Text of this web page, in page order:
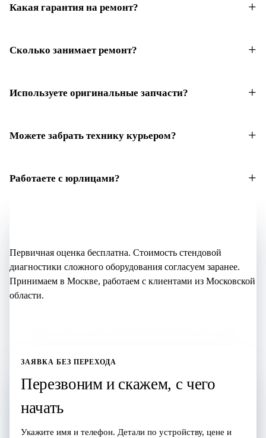
Какая гарантия на ремонт?
Сколько занимает ремонт?
Используете оригинальные запчасти?
Можете забрать технику курьером?
Работаете с юрлицами?
Первичная оценка бесплатна. Стоимость стендовой
диагностики сложного оборудования согласуем заранее.
Принимаем в Москве, работаем с клиентами из Московской
области.
ЗАЯВКА БЕЗ ПЕРЕХОДА
Перезвоним и скажем, с чего
начать
Укажите имя и телефон. Детали по устройству, цене и